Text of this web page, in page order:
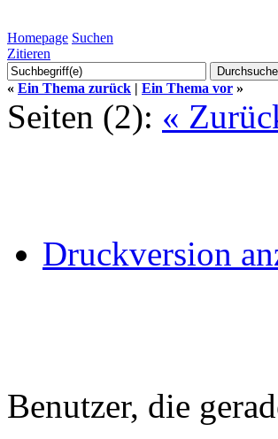
Homepage Suchen
Zitieren
« Ein Thema zurück | Ein Thema vor »
Seiten (2): «
Druckversion
Benutzer, die